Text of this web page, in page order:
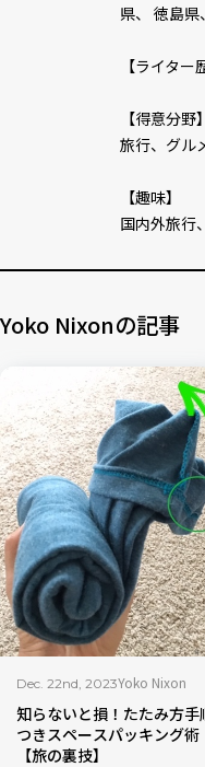
県、 徳島
【ライタ
【得意分野】
旅行、グル
【趣味】
国内外旅行
Yoko Nixonの記事
Dec. 22nd, 2023Yoko Nixon
知らないと損！たたみ方手
つきスペースパッキング術
【旅の裏技】